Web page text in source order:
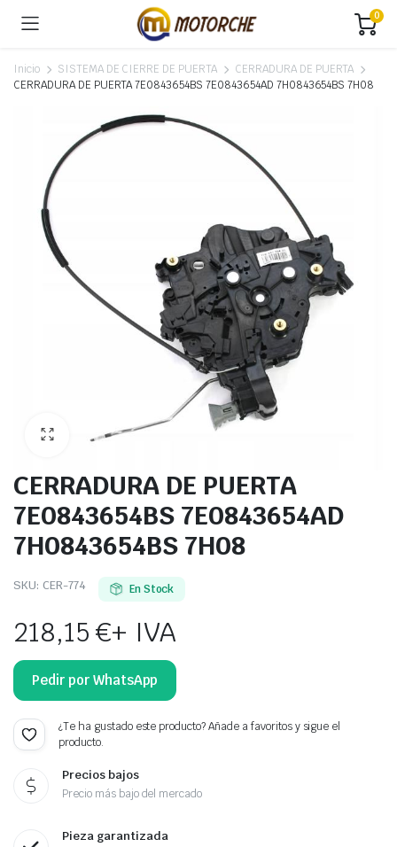
0
Inicio SISTEMA DE CIERRE DE PUERTA
CERRADURA DE PUERTA
CERRADURA DE PUERTA 7E0843654BS 7E0843654AD 7H0843654BS 7H08
CERRADURA DE PUERTA
7E0843654BS 7E0843654AD
7H0843654BS 7H08
SKU: CER-774 En Stock
218,15€+ IVA
Pedir por WhatsApp
¿Te ha gustado este producto? Añade a favoritos y sigue el
producto.
Precios bajos
Precio más bajo del mercado
Pieza garantizada